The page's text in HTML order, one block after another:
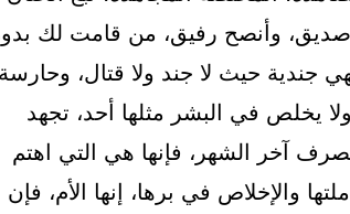
صديق، وأنصح رفيق، من قامت لك
جندية حيث لا جند ولا قتال، وحارسة
يخلص في البشر مثلها أحد، تجهد
يصرف آخر الشهر، فإنها هي التي اهتم
والإخلاص في برها، إنها الأم، فإن